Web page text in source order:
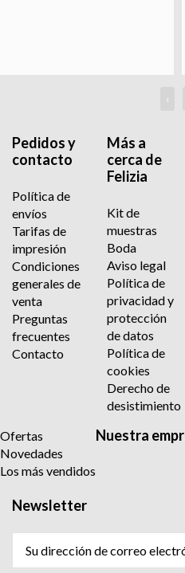
‹
Pedidos y
contacto
Política de
envíos
Tarifas de
impresión
Condiciones
generales de
venta
Preguntas
frecuentes
Contacto
Más a
cerca de
Felizia
Kit de
muestras
Boda
Aviso legal
Política de
privacidad y
protección
de datos
Política de
cookies
Derecho de
desistimiento
Ofertas
Novedades
Los más vendidos
Nuestra
Newsletter